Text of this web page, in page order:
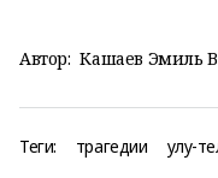
Автор: Кашаев Эмиль
Теги: трагедии улу-